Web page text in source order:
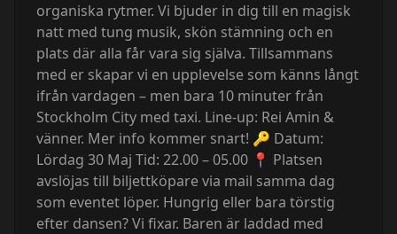
organiska rytmer. Vi bjuder in dig till en magisk
natt med tung musik, skön stämning och en
plats där alla får vara sig själva. Tillsammans
med er skapar vi en upplevelse som känns långt
ifrån vardagen – men bara 10 minuter från
Stockholm City med taxi. Line-up: Rei Amin &
vänner. Mer info kommer snart! 🔑 Datum:
Lördag 30 Maj Tid: 22.00 – 05.00 📍 Platsen
avslöjas till biljettköpare via mail samma dag
som eventet löper. Hungrig eller bara törstig
efter dansen? Vi fixar. Baren är laddad med